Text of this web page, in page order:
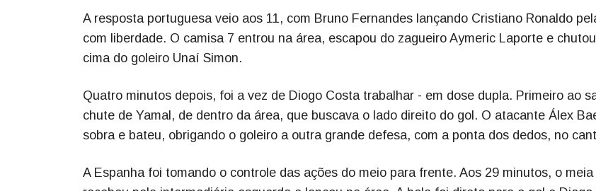
A resposta portuguesa veio aos 11, com Bruno Fernandes lançando Cristiano Ronaldo
com liberdade. O camisa 7 entrou na área, escapou do zagueiro Aymeric Laporte e
cima do goleiro Unaí Simon.
Quatro minutos depois, foi a vez de Diogo Costa trabalhar - em dose dupla. Primeiro ao
chute de Yamal, de dentro da área, que buscava o lado direito do gol. O atacante Álex
sobra e bateu, obrigando o goleiro a outra grande defesa, com a ponta dos dedos, no
A Espanha foi tomando o controle das ações do meio para frente. Aos 29 minutos, o meia